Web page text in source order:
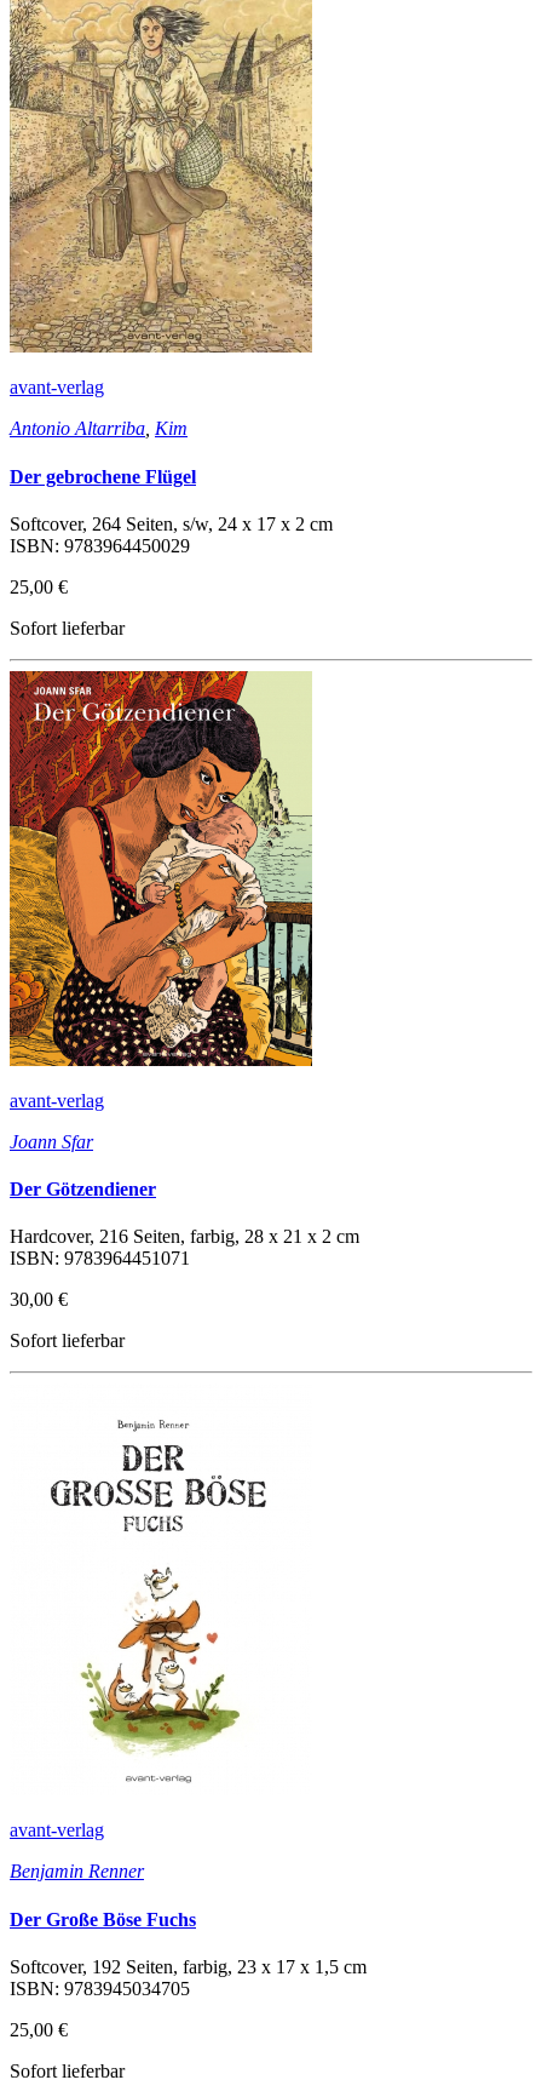
avant-verlag
Antonio Altarriba Kim
Der gebrochene Flügel
Softcover, 264 Seiten, s/w, 24 x 17 x 2 cm
ISBN: 9783964450029
25,00 €
Sofort lieferbar
avant-verlag
Joann Sfar
Der Götzendiener
Hardcover, 216 Seiten, farbig, 28 x 21 x 2 cm
ISBN: 9783964451071
30,00 €
Sofort lieferbar
avant-verlag
Benjamin Renner
Der Große Böse Fuchs
Softcover, 192 Seiten, farbig, 23 x 17 x 1,5 cm
ISBN: 9783945034705
25,00 €
Sofort lieferbar